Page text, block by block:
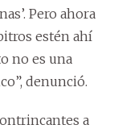
Pero ahora
estén ahí
no es una
denunció.
a